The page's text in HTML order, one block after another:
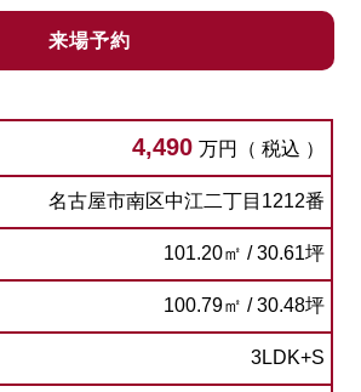
来場予約
4,490 万円（ 税込 ）
名古屋市南区中江二丁目1212番
101.20㎡ / 30.61坪
100.79㎡ / 30.48坪
3LDK+S